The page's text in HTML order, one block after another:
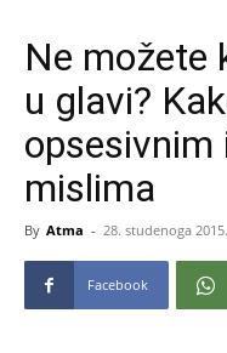
Ne možete
u glavi?
opsesivnim
mislima
By Atma - 28. studenoga 2015.
Facebook